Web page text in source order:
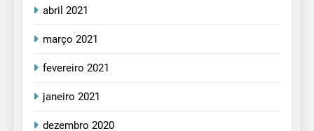
abril 2021
março 2021
fevereiro 2021
janeiro 2021
dezembro 2020